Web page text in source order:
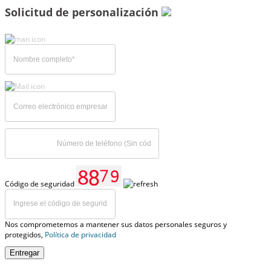
Solicitud de personalización
Código de seguridad
Nos comprometemos a mantener sus datos personales seguros y
protegidos, Política de privacidad
Entregar